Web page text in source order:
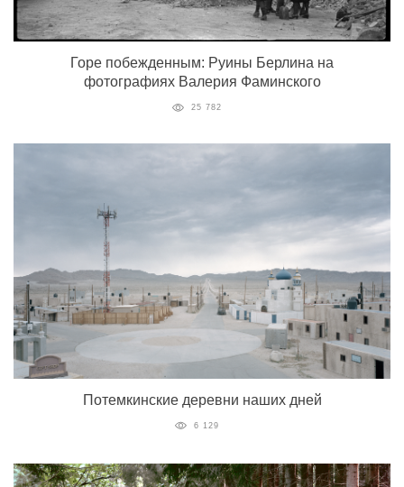
Горе побежденным: Руины Берлина на
фотографиях Валерия Фаминского
25 782
Потемкинские деревни наших дней
6 129